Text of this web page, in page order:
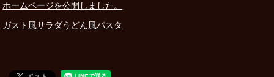
ホームページを公開しました。
ガスト風サラダうどん風パスタ